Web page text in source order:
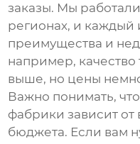
заказы. Мы
регионах, и каждый
преимущества и
например, качество
выше, но цены
Важно понимать,
фабрики зависит
бюджета. Если вам